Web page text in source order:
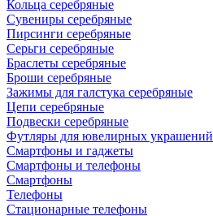
Кольца серебряные
Сувениры серебряные
Пирсинги серебряные
Серьги серебряные
Браслеты серебряные
Броши серебряные
Зажимы для галстука серебряные
Цепи серебряные
Подвески серебряные
Футляры для ювелирных украшений
Смартфоны и гаджеты
Смартфоны и телефоны
Смартфоны
Телефоны
Стационарные телефоны